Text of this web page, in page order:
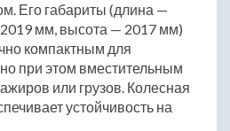
Его габариты (длина —
мм, высота — 2017 мм)
компактным для
при этом вместительным
или грузов. Колесная
устойчивость на